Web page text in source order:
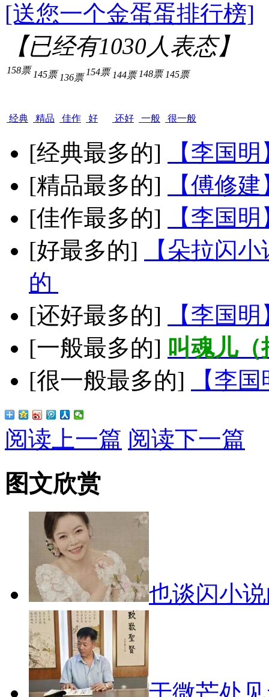
[送您一个金蛋蛋排行榜]
【已经有1030人表态】
158票
经典
145票
精品
136票
佳作
154票
好
144票
还好
148票
一般
145票
很一般
[经典最多的]
【李国
[精品最多的]
【傅修
[佳作最多的]
【李国
[好最多的]
【朵拉闪
的
[还好最多的]
【李国
[一般最多的] 叫魂儿
[很一般最多的]
【李
阅读上一篇 阅读下一篇
图文欣赏
也谈闪小